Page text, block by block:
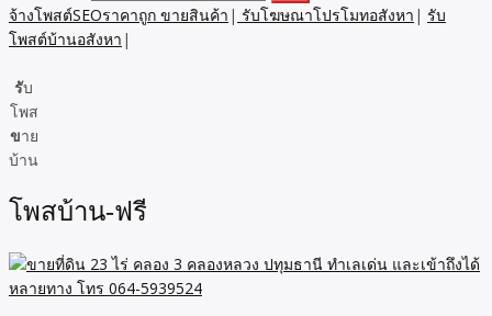
จ้างโพสต์SEOราคาถูก ขายสินค้า | รับโฆษณาโปรโมทอสังหา | รับ
โพสต์บ้านอสังหา |
รับ
โพส
ขาย
บ้าน
โพสบ้าน-ฟรี